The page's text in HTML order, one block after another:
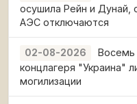
осушила Рейн и Дунай,
АЭС отключаются
02-08-2026
Восемь
концлагеря "Украина"
могилизации